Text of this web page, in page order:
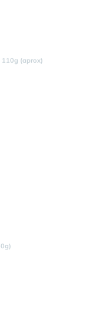
110g (aprox)